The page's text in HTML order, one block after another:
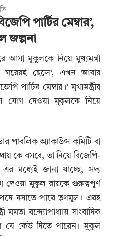
পার্টির মেম্বার’,
জল্পনা
আসা মুকুলকে নিয়ে মুখ্যমন্ত্রী
ঘরেরই ছেলে’, এখন আবার
পার্টির মেম্বার।’ মুখ্যমন্ত্রীর
যোগ দেওয়া মুকুলকে নিয়ে
পাবলিক অ্যাকাউন্স কমিটি বা
কে বসবে, তা নিয়ে বিজেপি-
মধ্যেই জানা যাচ্ছে, সদ্য
দেওয়া মুকুল রায়কে গুরুত্বপূর্ণ
পদে বসাতে পারে তৃণমূল। এরই
মমতা বন্দ্যোপাধ্যায় সাংবাদিক
যে কেউ দিতে পারেন। মুকুল